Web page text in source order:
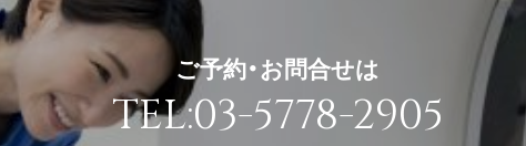
ご予約・お問合せは
TEL:03-5778-2905